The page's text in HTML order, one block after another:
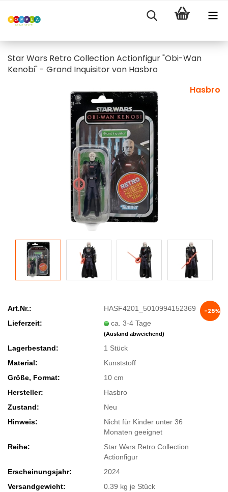
Star Wars Retro Collection Actionfigur "Obi-Wan
Kenobi" - Grand Inquisitor von Hasbro
Hasbro
-25%
Art.Nr.:
HASF4201_5010994152369
Lieferzeit:
ca. 3-4 Tage
(Ausland abweichend)
Lagerbestand: 1 Stück
Material:
Kunststoff
Größe, Format:
10 cm
Hersteller:
Hasbro
Zustand:
Neu
Hinweis:
Nicht für Kinder unter 36
Monaten geeignet
Reihe:
Star Wars Retro Collection
Actionfigur
Erscheinungsjahr:
2024
Versandgewicht:
0.39 kg je Stück